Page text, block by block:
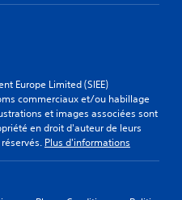
Europe Limited (SIEE)
commerciaux et/ou habillage
et images associées sont
en droit d'auteur de leurs
Plus d'informations